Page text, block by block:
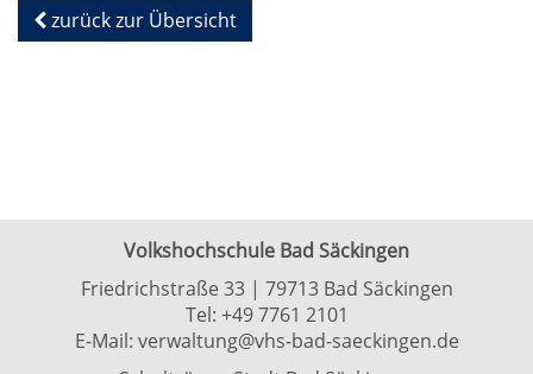
zurück zur Übersicht
Volkshochschule Bad Säckingen
Friedrichstraße 33 | 79713 Bad Säckingen
Tel: +49 7761 2101
E-Mail: verwaltung@vhs-bad-saeckingen.de